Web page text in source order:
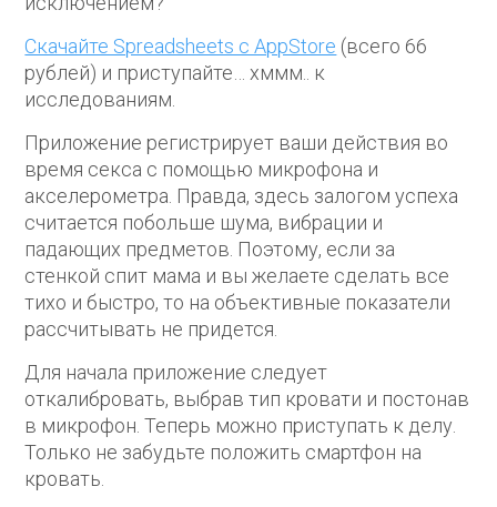
Скачайте Spreadsheets с AppStore (всего 66
рублей) и приступайте… хммм.. к
исследованиям.
Приложение регистрирует ваши действия во
время секса с помощью микрофона и
акселерометра. Правда, здесь залогом успеха
считается побольше шума, вибрации и
падающих предметов. Поэтому, если за
стенкой спит мама и вы желаете сделать все
тихо и быстро, то на объективные показатели
рассчитывать не придется.
Для начала приложение следует
откалибровать, выбрав тип кровати и постонав
в микрофон. Теперь можно приступать к делу.
Только не забудьте положить смартфон на
кровать.